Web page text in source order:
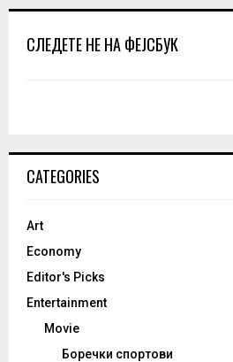
СЛЕДЕТЕ НЕ НА ФЕЈСБУК
CATEGORIES
Art
Economy
Editor's Picks
Entertainment
Movie
Боречки спортови